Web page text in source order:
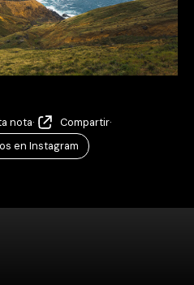
nota· Compartir·
en Instagram